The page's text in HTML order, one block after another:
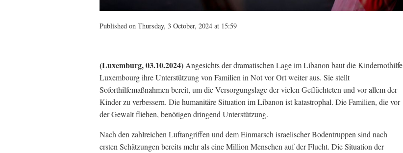
Published on Thursday, 3 October, 2024 at 15:59
(Luxemburg, 03.10.2024)Angesichts der dramatischen Lage im Libanon baut die Kindernothilfe
Luxembourg ihre Unterstützung von Familien in Not vor Ort weiter aus. Sie stellt
Soforthilfemaßnahmen bereit, um die Versorgungslage der vielen Geflüchteten und vor allem der
Kinder zu verbessern. Die humanitäre Situation im Libanon ist katastrophal. Die Familien, die vor
der Gewalt fliehen, benötigen dringend Unterstützung.
Nach den zahlreichen Luftangriffen und dem Einmarsch israelischer Bodentruppen sind nach
ersten Schätzungen bereits mehr als eine Million Menschen auf der Flucht. Die Situation der